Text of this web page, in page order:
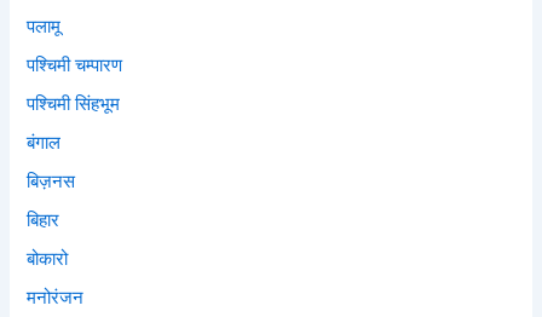
पलामू
पश्चिमी चम्पारण
पश्चिमी सिंहभूम
बंगाल
बिज़नस
बिहार
बोकारो
मनोरंजन